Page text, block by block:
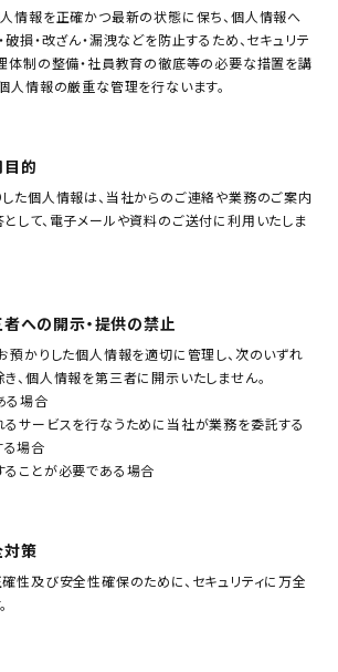
情報を正確かつ最新の状態に保ち、個人情報へ
破損・改ざん・漏洩などを防止するため、セキュリテ
体制の整備・社員教育の徹底等の必要な措置を講
人情報の厳重な管理を行ないます。
的
た個人情報は、当社からのご連絡や業務のご案内
して、電子メールや資料のご送付に利用いたしま
への開示・提供の禁止
預かりした個人情報を適切に管理し、次のいずれ
、個人情報を第三者に開示いたしません。
る場合
サービスを行なうために当社が業務を委託する
場合
ことが必要である場合
策
性及び安全性確保のために、セキュリティに万全